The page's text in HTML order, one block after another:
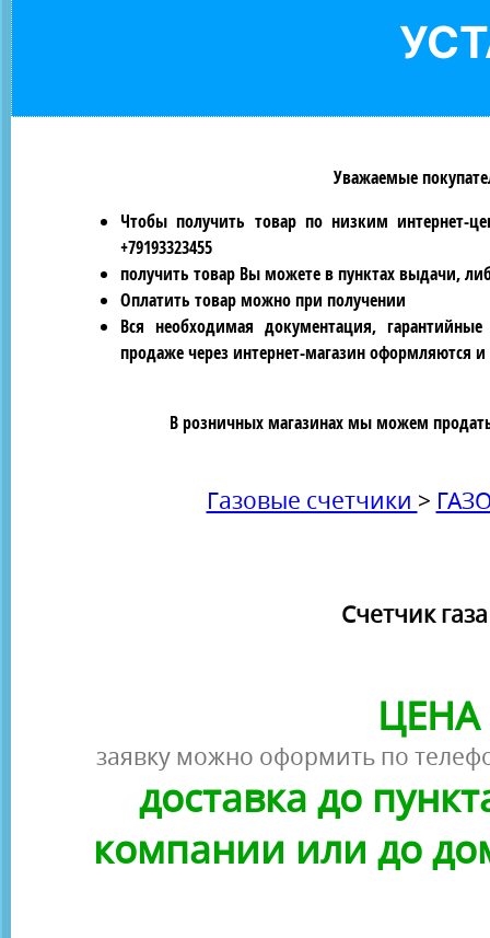
Уважаемые
Чтобы получить товар по низким интернет-
+79193323455
получить товар Вы можете в пунктах выдачи,
Оплатить товар можно при получении
Вся необходимая документация,
продаже через интернет-магазин оформляются
В розничных магазинах мы можем
Газовые счетчики >
Счетчик
ЦЕНА
заявку можно оформить по
доставка до
компании или до